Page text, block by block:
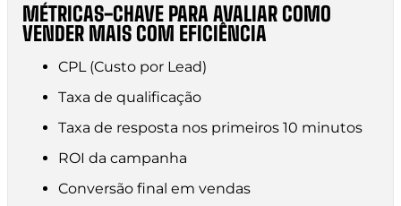
MÉTRICAS-CHAVE PARA AVALIAR COMO
VENDER MAIS COM EFICIÊNCIA
CPL (Custo por Lead)
Taxa de qualificação
Taxa de resposta nos primeiros 10 minutos
ROI da campanha
Conversão final em vendas